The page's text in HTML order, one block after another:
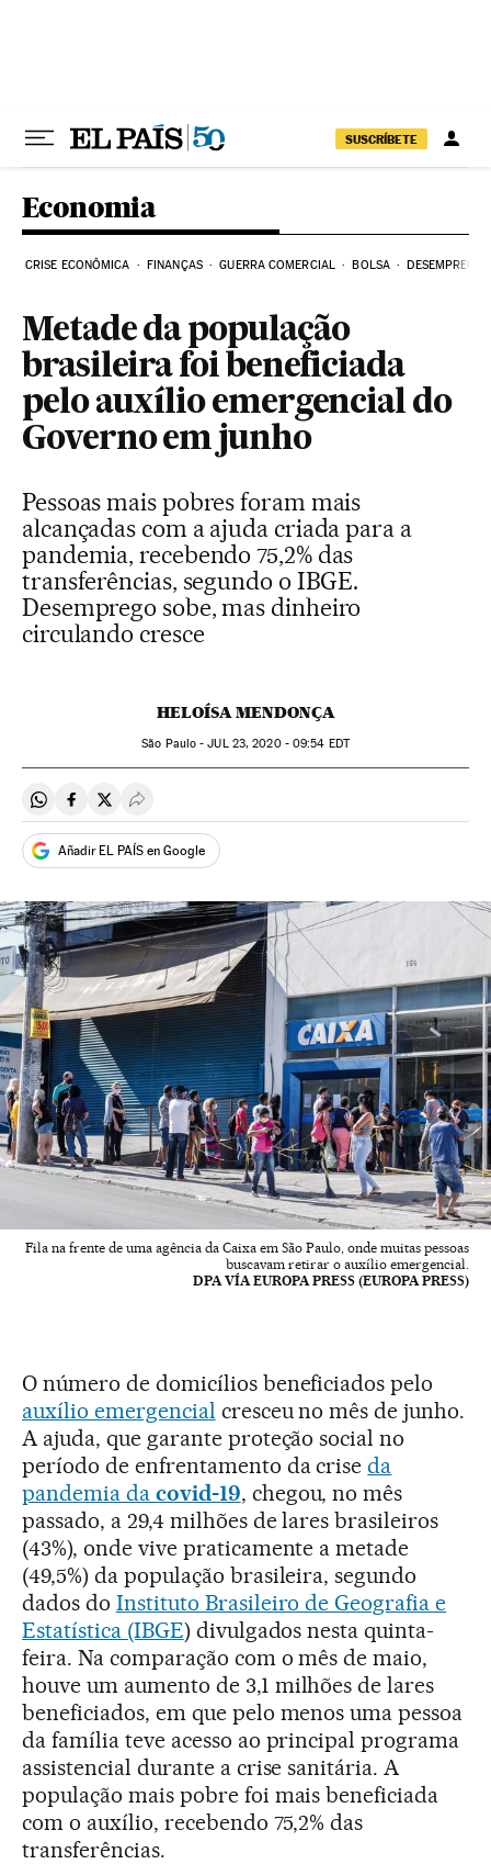
SUSCRÍBETE
Economia
CRISE ECONÔMICA FINANÇAS GUERRA COMERCIAL BOLSA DESEMPREGO
Metade da população
brasileira foi beneficiada
pelo auxílio emergencial do
Governo em junho
Pessoas mais pobres foram mais
alcançadas com a ajuda criada para a
pandemia, recebendo 75,2% das
transferências, segundo o IBGE.
Desemprego sobe, mas dinheiro
circulando cresce
HELOÍSA MENDONÇA
São Paulo -JUL23, 2020 - 09:54 EDT
Compartir en Whatsapp
Compartir en Facebook
Compartir en Twitter
Desplegar Redes Sociales
Añadir EL PAÍS en Google
Fila na frente de uma agência da Caixa em São Paulo, onde muitas pessoas
buscavam retirar o auxílio emergencial.
DPA VÍA EUROPA PRESS (EUROPA PRESS)
O número de domicílios beneficiados pelo
auxílio emergencial cresceu no mês de junho.
A ajuda, que garante proteção social no
período de enfrentamento da criseda
pandemia da covid-19, chegou, no mês
passado, a 29,4 milhões de lares brasileiros
(43%), onde vive praticamente a metade
(49,5%) da população brasileira, segundo
dados do Instituto Brasileiro de Geografia e
Estatística (IBGE) divulgados nesta quinta-
feira. Na comparação com o mês de maio,
houve um aumento de 3,1 milhões de lares
beneficiados, em que pelo menos uma pessoa
da família teve acesso ao principal programa
assistencial durante a crise sanitária. A
população mais pobre foi mais beneficiada
com o auxílio, recebendo 75,2% das
transferências.